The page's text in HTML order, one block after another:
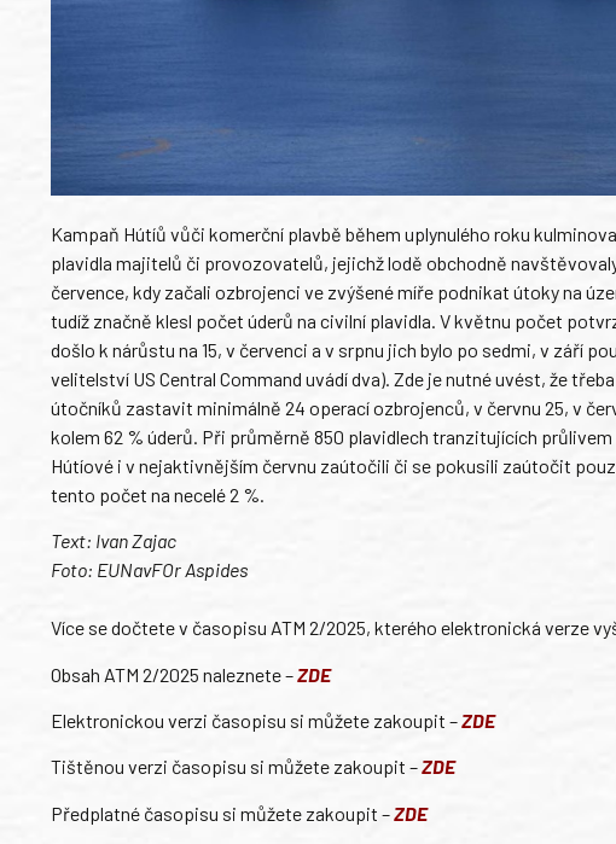
Kampaň Hútíů vůči komerční plavbě během uplynulého roku
plavidla majitelů či provozovatelů, jejichž lodě obchodně
července, kdy začali ozbrojenci ve zvýšené míře podnikat útoky na
tudíž značně klesl počet úderů na civilní plavidla. V květnu počet
došlo k nárůstu na 15, v červenci a v srpnu jich bylo po sedmi, v září
velitelství US Central Command uvádí dva). Zde je nutné uvést, že
útočníků zastavit minimálně 24 operací ozbrojenců, v červnu 25, v
kolem 62 % úderů. Při průměrně 850 plavidlech tranzitujících
Hútíové i v nejaktivnějším červnu zaútočili či se pokusili zaútočit
tento počet na necelé 2 %.
Text: Ivan Zajac
Foto: EUNavFOr Aspides
Více se dočtete v časopisu ATM 2/2025, kterého elektronická verze
Obsah ATM 2/2025 naleznete –ZDE
Elektronickou verzi časopisu si můžete zakoupit –ZDE
Tištěnou verzi časopisu si můžete zakoupit –ZDE
Předplatné časopisu si můžete zakoupit –ZDE